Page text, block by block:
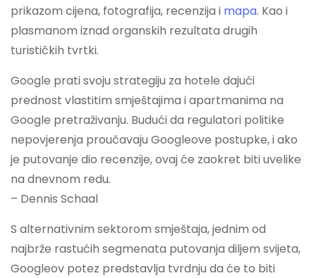
Akademija
O nama
Hotel Audit
Započni Danas
Nazovite
prikazom cijena, fotografija, recenzija i mapa. Kao i
plasmanom iznad organskih rezultata drugih
turističkih tvrtki.
Google prati svoju strategiju za hotele dajući
prednost vlastitim smještajima i apartmanima na
Google pretraživanju. Budući da regulatori politike
nepovjerenja proučavaju Googleove postupke, i ako
je putovanje dio recenzije, ovaj će zaokret biti uvelike
na dnevnom redu.
– Dennis Schaal
S alternativnim sektorom smještaja, jednim od
najbrže rastućih segmenata putovanja diljem svijeta,
Googleov potez predstavlja tvrdnju da će to biti